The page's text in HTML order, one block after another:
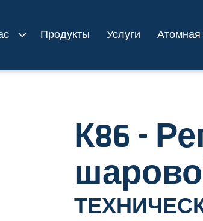
Продукты Услуги Атомная
К86 -